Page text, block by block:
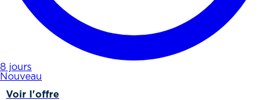
8 jours
Nouveau
Voir l'offre